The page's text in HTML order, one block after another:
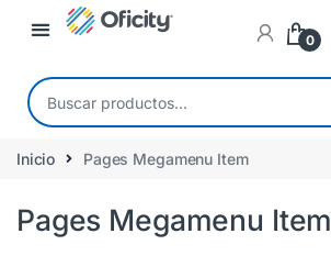
0
Inicio Pages Megamenu Item
Pages Megamenu Item